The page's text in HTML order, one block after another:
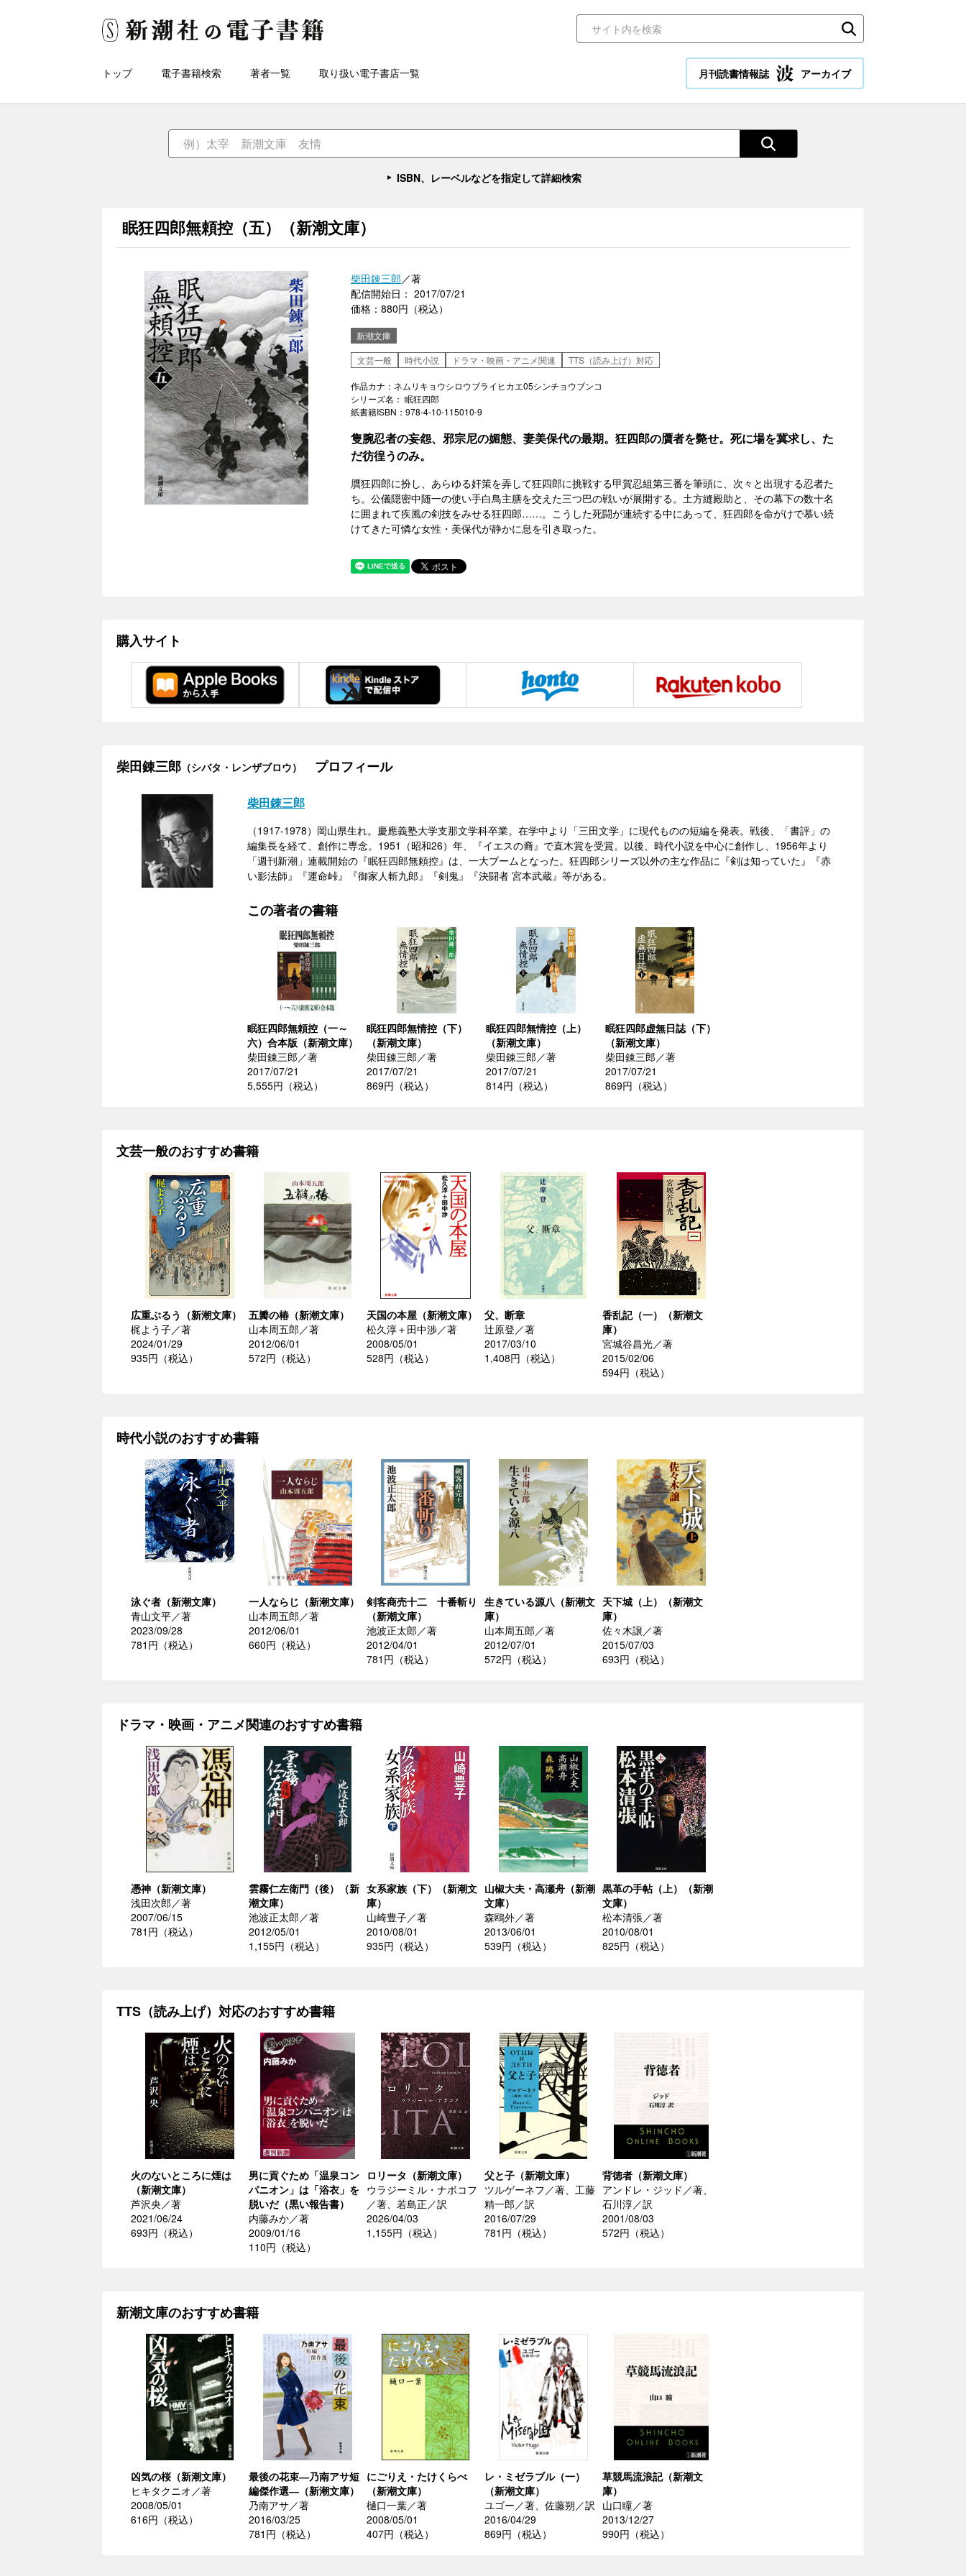
トップ 電子書籍検索 著者一覧 取り扱い電子書店一覧 月刊読書情報誌 アーカイブ
ISBN、レーベルなどを指定して詳細検索
眠狂四郎無頼控（五）（新潮文庫）
柴田錬三郎／著
配信開始日： 2017/07/21
価格：880円（税込）
新潮文庫
文芸一般
時代小説 ドラマ・映画・アニメ関連 TTS（読み上げ）対応
作品カナ：ネムリキョウシロウブライヒカエ05シンチョウブンコ
シリーズ名： 眠狂四郎
紙書籍ISBN：978-4-10-115010-9
隻腕忍者の妄怨、邪宗尼の媚態、妻美保代の最期。狂四郎の贋者を斃せ。死に場を冀求し、た
だ彷徨うのみ。
贋狂四郎に扮し、あらゆる奸策を弄して狂四郎に挑戦する甲賀忍組第三番を筆頭に、次々と出現する忍者た
ち。公儀隠密中随一の使い手白鳥主膳を交えた三つ巴の戦いが展開する。土方縫殿助と、その幕下の数十名
に囲まれて疾風の剣技をみせる狂四郎……。こうした死闘が連続する中にあって、狂四郎を命がけで慕い続
けてきた可憐な女性・美保代が静かに息を引き取った。
購入サイト
柴田錬三郎 （シバタ・レンザブロウ） プロフィール
柴田錬三郎
（1917-1978）岡山県生れ。慶應義塾大学支那文学科卒業。在学中より「三田文学」に現代ものの短編を発表。戦後、「書評」の
編集長を経て、創作に専念。1951（昭和26）年、『イエスの裔』で直木賞を受賞。以後、時代小説を中心に創作し、1956年より
「週刊新潮」連載開始の『眠狂四郎無頼控』は、一大ブームとなった。狂四郎シリーズ以外の主な作品に『剣は知っていた』『赤
い影法師』『運命峠』『御家人斬九郎』『剣鬼』『決闘者 宮本武蔵』等がある。
この著者の書籍
眠狂四郎無頼控（一～
六）合本版（新潮文庫）
柴田錬三郎／著
2017/07/21
5,555円（税込）
眠狂四郎無情控（下）
（新潮文庫）
柴田錬三郎／著
2017/07/21
869円（税込）
眠狂四郎無情控（上）
（新潮文庫）
柴田錬三郎／著
2017/07/21
814円（税込）
眠狂四郎虚無日誌（下）
（新潮文庫）
柴田錬三郎／著
2017/07/21
869円（税込）
文芸一般のおすすめ書籍
広重ぶるう（新潮文庫）
梶よう子／著
2024/01/29
935円（税込）
五瓣の椿（新潮文庫）
山本周五郎／著
2012/06/01
572円（税込）
天国の本屋（新潮文庫）
松久淳＋田中渉／著
2008/05/01
528円（税込）
父、断章
辻原登／著
2017/03/10
1,408円（税込）
香乱記（一）（新潮文
庫）
宮城谷昌光／著
2015/02/06
594円（税込）
時代小説のおすすめ書籍
泳ぐ者（新潮文庫）
青山文平／著
2023/09/28
781円（税込）
一人ならじ（新潮文庫）
山本周五郎／著
2012/06/01
660円（税込）
剣客商売十二 十番斬り
（新潮文庫）
池波正太郎／著
2012/04/01
781円（税込）
生きている源八（新潮文
庫）
山本周五郎／著
2012/07/01
572円（税込）
天下城（上）（新潮文
庫）
佐々木譲／著
2015/07/03
693円（税込）
ドラマ・映画・アニメ関連のおすすめ書籍
憑神（新潮文庫）
浅田次郎／著
2007/06/15
781円（税込）
雲霧仁左衛門（後）（新
潮文庫）
池波正太郎／著
2012/05/01
1,155円（税込）
女系家族（下）（新潮文
庫）
山崎豊子／著
2010/08/01
935円（税込）
山椒大夫・高瀬舟（新潮
文庫）
森鴎外／著
2013/06/01
539円（税込）
黒革の手帖（上）（新潮
文庫）
松本清張／著
2010/08/01
825円（税込）
TTS（読み上げ）対応のおすすめ書籍
火のないところに煙は
（新潮文庫）
芦沢央／著
2021/06/24
693円（税込）
男に貢ぐため「温泉コン
パニオン」は「浴衣」を
脱いだ（黒い報告書）
内藤みか／著
2009/01/16
110円（税込）
ロリータ（新潮文庫）
ウラジーミル・ナボコフ
／著、若島正／訳
2026/04/03
1,155円（税込）
父と子（新潮文庫）
ツルゲーネフ／著、工藤
精一郎／訳
2016/07/29
781円（税込）
背徳者（新潮文庫）
アンドレ・ジッド／著、
石川淳／訳
2001/08/03
572円（税込）
新潮文庫のおすすめ書籍
凶気の桜（新潮文庫）
ヒキタクニオ／著
2008/05/01
616円（税込）
最後の花束―乃南アサ短
編傑作選―（新潮文庫）
乃南アサ／著
2016/03/25
781円（税込）
にごりえ・たけくらべ
（新潮文庫）
樋口一葉／著
2008/05/01
407円（税込）
レ・ミゼラブル（一）
（新潮文庫）
ユゴー／著、佐藤朔／訳
2016/04/29
869円（税込）
草競馬流浪記（新潮文
庫）
山口瞳／著
2013/12/27
990円（税込）